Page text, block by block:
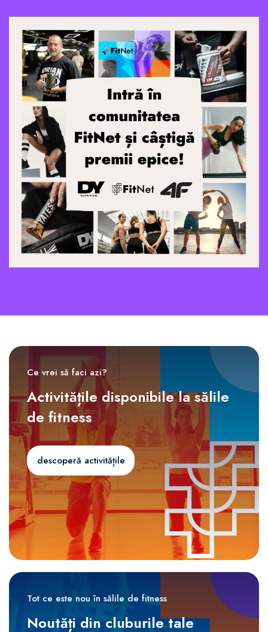
Ce vrei să faci azi?
Activitățile disponibile la sălile
de fitness
descoperă activitățile
Tot ce este nou în sălile de fitness
Noutăți din cluburile tale